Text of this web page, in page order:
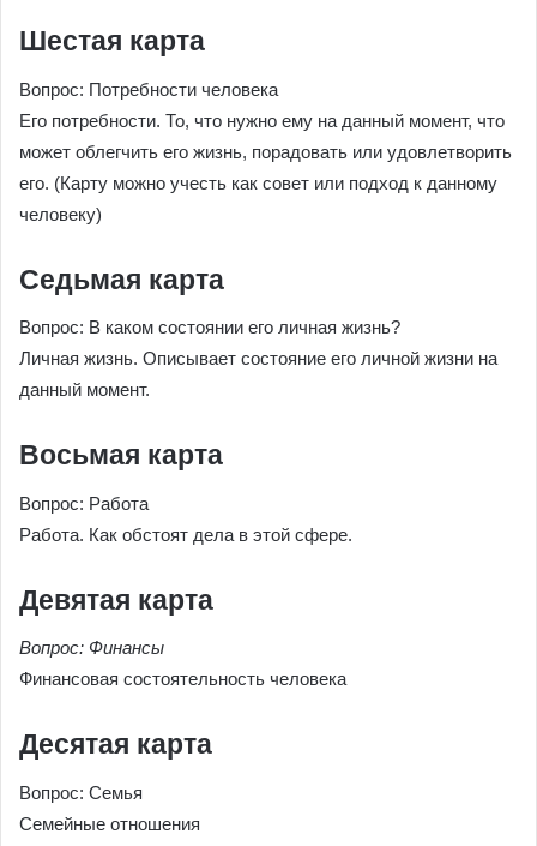
Шестая карта
Вопрос: Потребности человека
Его потребности. То, что нужно ему на данный момент, что
может облегчить его жизнь, порадовать или удовлетворить
его. (Карту можно учесть как совет или подход к данному
человеку)
Седьмая карта
Вопрос: В каком состоянии его личная жизнь?
Личная жизнь. Описывает состояние его личной жизни на
данный момент.
Восьмая карта
Вопрос: Работа
Работа. Как обстоят дела в этой сфере.
Девятая карта
Вопрос: Финансы
Финансовая состоятельность человека
Десятая карта
Вопрос: Семья
Семейные отношения